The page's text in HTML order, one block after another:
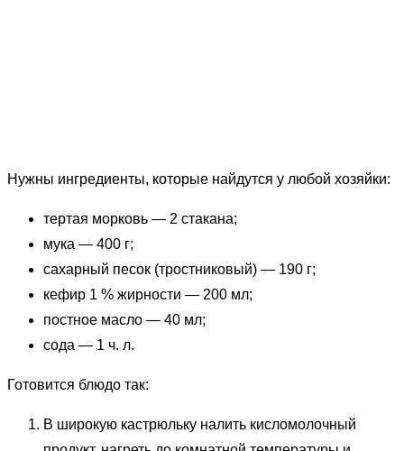
Нужны ингредиенты, которые найдутся у любой хозяйки:
тертая морковь — 2 стакана;
мука — 400 г;
сахарный песок (тростниковый) — 190 г;
кефир 1 % жирности — 200 мл;
постное масло — 40 мл;
сода — 1 ч. л.
Готовится блюдо так:
В широкую кастрюльку налить кисломолочный